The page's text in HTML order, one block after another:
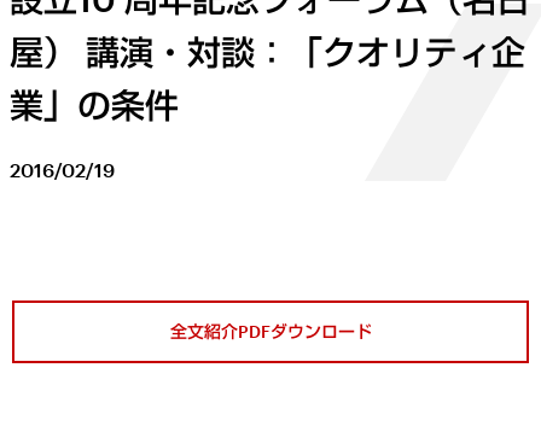
屋） 講演・対談：「クオリティ企
業」の条件
2016/02/19
全文紹介PDFダウンロード